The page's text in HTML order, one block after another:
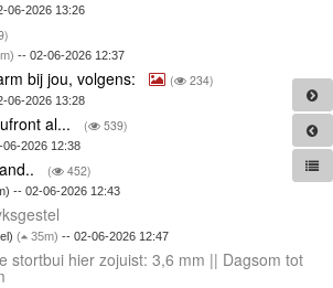
06-2026 13:26
-- 02-06-2026 12:37
bij jou, volgens: ( 234)
06-2026 13:28
al... ( 539)
06-2026 12:38
( 452)
-- 02-06-2026 12:43
( 35m) -- 02-06-2026 12:47
stortbui hier zojuist: 3,6 mm || Dagsom tot